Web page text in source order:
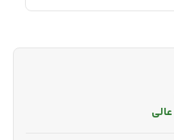
عالی